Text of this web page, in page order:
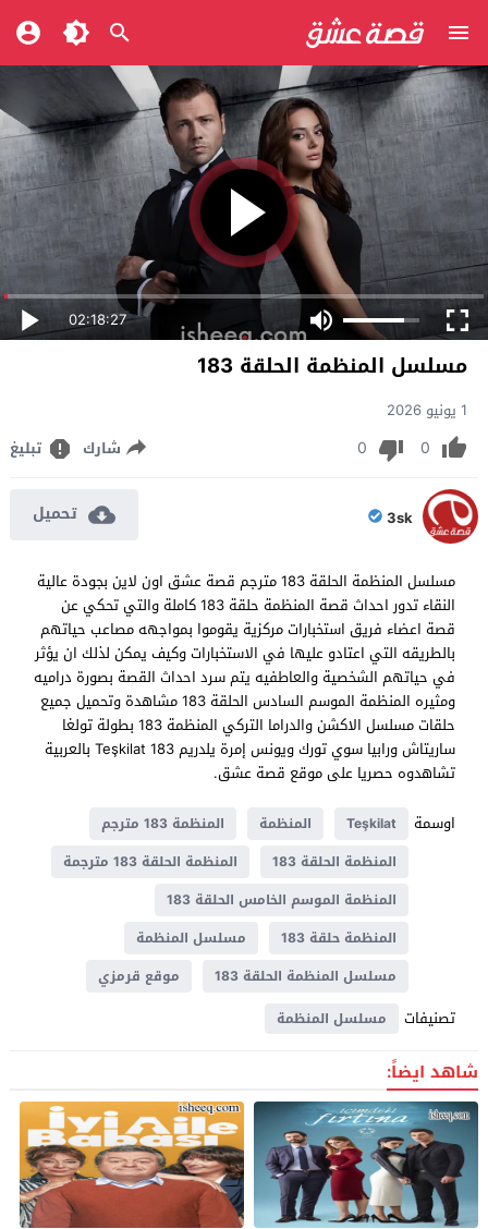
02:18:27
مسلسل المنظمة الحلقة 183
1 يونيو 2026
0
0 شارك تبليغ
3sk تحميل
مسلسل المنظمة الحلقة 183 مترجم قصة عشق اون لاين بجودة عالية
النقاء تدور احداث قصة المنظمة حلقة 183 كاملة والتي تحكي عن
قصة اعضاء فريق استخبارات مركزية يقوموا بمواجهه مصاعب حياتهم
بالطريقه التي اعتادو عليها في الاستخبارات وكيف يمكن لذلك ان يؤثر
في حياتهم الشخصية والعاطفيه يتم سرد احداث القصة بصورة دراميه
ومثيره المنظمة الموسم السادس الحلقة 183 مشاهدة وتحميل جميع
حلقات مسلسل الاكشن والدراما التركي المنظمة 183 بطولة تولغا
ساريتاش ورابيا سوي تورك ويونس إمرة يلدريم Teşkilat 183 بالعربية
تشاهدوه حصريا على موقع قصة عشق.
اوسمة
Teşkilat المنظمة
المنظمة 183 مترجم
المنظمة الحلقة 183
المنظمة الحلقة 183 مترجمة
المنظمة الموسم الخامس الحلقة 183
المنظمة حلقة 183
مسلسل المنظمة
مسلسل المنظمة الحلقة 183
موقع قرمزي
تصنيفات مسلسل المنظمة
شاهد ايضاً: